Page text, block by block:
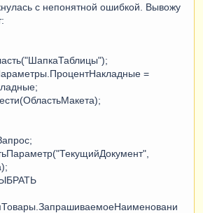
с непонятной ошибкой. Вывожу
=